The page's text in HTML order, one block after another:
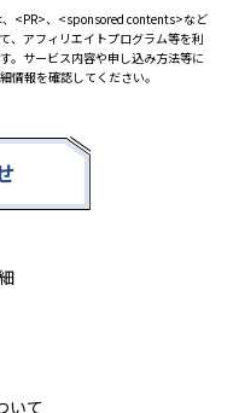
<PR>、<sponsored contents>など
、アフィリエイトプログラム等を利
。サービス内容や申し込み方法等に
情報を確認してください。
いて